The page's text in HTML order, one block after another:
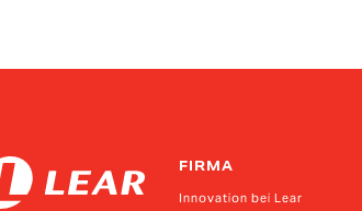
FIRMA
Innovation bei Lear